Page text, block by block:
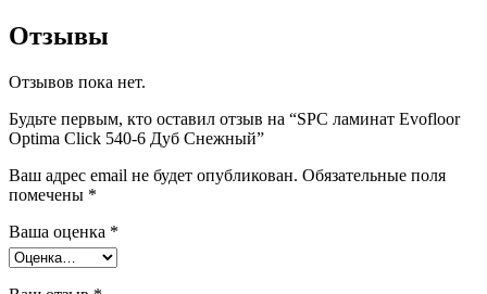
Отзывы
Отзывов пока нет.
Будьте первым, кто оставил отзыв на “SPC ламинат Evofloor
Optima Click 540-6 Дуб Снежный”
Ваш адрес email не будет опубликован. Обязательные поля
помечены *
Ваша оценка *